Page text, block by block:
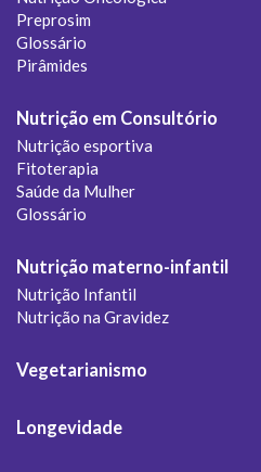
Preprosim
Glossário
Pirâmides
Nutrição em Consultório
Nutrição esportiva
Fitoterapia
Saúde da Mulher
Glossário
Nutrição materno-infantil
Nutrição Infantil
Nutrição na Gravidez
Vegetarianismo
Longevidade